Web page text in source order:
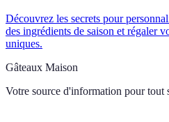
Découvrez les secrets pour
des ingrédients de saison et régaler
uniques.
Gâteaux Maison
Votre source d'information pour tout